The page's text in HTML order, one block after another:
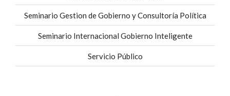
Seminario Gestion de Gobierno y Consultoría Política
Seminario Internacional Gobierno Inteligente
Servicio Público